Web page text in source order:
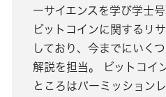
ーサイエンスを学び学士
ビットコインに関するリ
しており、今までにいく
解説を担当。 ビットコイ
ところはパーミッション